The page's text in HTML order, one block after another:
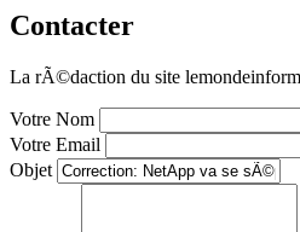
Contacter
La rÃ©daction du site
Votre Nom
Votre Email
Objet